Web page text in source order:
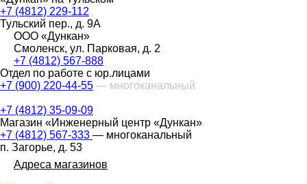
+7 (4812) 229-112
Тульский пер., д. 9А
ООО «Дункан»
Смоленск, ул. Парковая, д. 2
+7 (4812) 567-888
Отдел по работе с юр.лицами
+7 (900) 220-44-55 — многоканальный
+7 (4812) 35-09-09
Магазин «Инженерный центр «Дункан»
+7 (4812) 567-333 — многоканальный
п. Загорье, д. 53
Адреса магазинов